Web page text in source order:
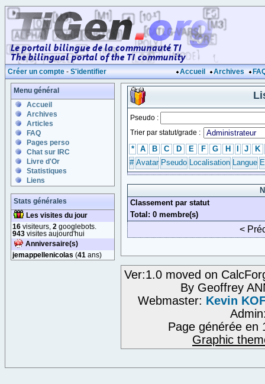
Créer un compte - S'identifier Accueil Archives
Menu général
Accueil
Archives
Articles
FAQ
Pages perso
Chat sur IRC
Livre d'Or
Statistiques
Liens
Stats générales
Les visites du jour
16 visiteurs, 2 googlebots.
943 visites aujourd'hui
Anniversaire(s)
jemappellenicolas (41 ans)
Pseudo :
Trier par statut/grade :
* A B C D E F G H J
K
# Avatar Pseudo Localisation Langue
Classement par statut
Total: 0 membre(s)
<
Ver:1.0 moved on
By Geoffrey
Webmaster: Kevin
Page générée en
Graphic